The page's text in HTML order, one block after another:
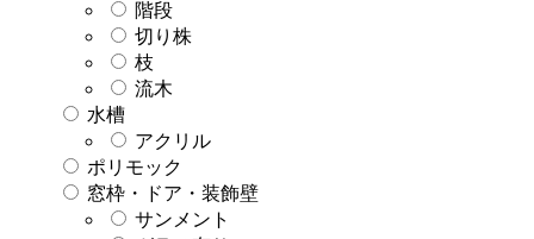
階段
切り株
枝
流木
水槽
アクリル
ポリモック
窓枠・ドア・装飾壁
サンメント